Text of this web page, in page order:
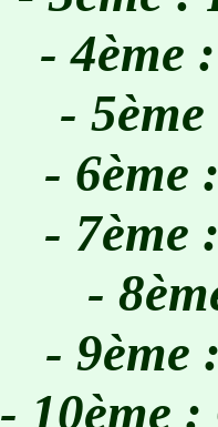
- 4ème
-
- 6ème
- 7ème
-
- 9ème
- 10ème